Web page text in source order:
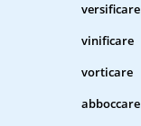
versificare
vinificare
vorticare
abboccare